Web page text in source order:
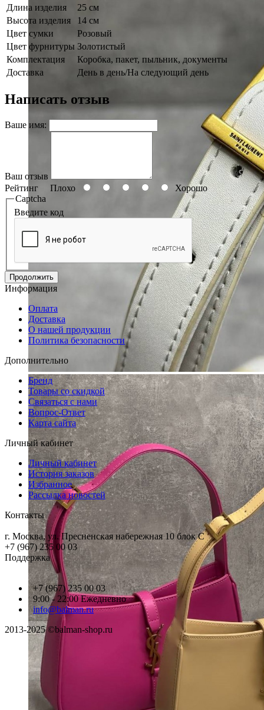
Длина изделия
25 см
Высота изделия
14 см
Цвет сумки
Розовый
Цвет фурнитуры Золотистый
Комплектация
Коробка, пакет, пыльник, документы
Доставка
День в день/На следующий день
Написать отзыв
Ваше имя:
Ваш отзыв
Рейтинг Плохо
Хорошо
Captcha
Введите код
Продолжить
Информация
Оплата
Доставка
О нашей продукции
Политика безопасности
Дополнительно
Бренд
Товары со скидкой
Связаться с нами
Вопрос-Ответ
Карта сайта
Личный кабинет
Личный кабинет
История заказов
Избранное
Рассылка новостей
Контакты
г. Москва, ул. Пресненская набережная 10 блок С
+7 (967) 235 00 03
Поддержка
+7 (967) 235 00 03
9:00 - 22:00 Ежедневно
info@balman.ru
2013-2025 ©balman-shop.ru